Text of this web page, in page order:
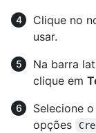
Clique no
usar.
Na barra
clique em
Selecione
opções